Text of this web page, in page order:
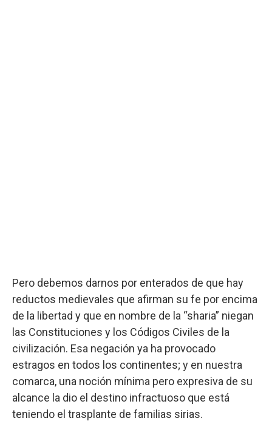
Pero debemos darnos por enterados de que hay
reductos medievales que afirman su fe por encima
de la libertad y que en nombre de la “sharia” niegan
las Constituciones y los Códigos Civiles de la
civilización. Esa negación ya ha provocado
estragos en todos los continentes; y en nuestra
comarca, una noción mínima pero expresiva de su
alcance la dio el destino infractuoso que está
teniendo el trasplante de familias sirias.